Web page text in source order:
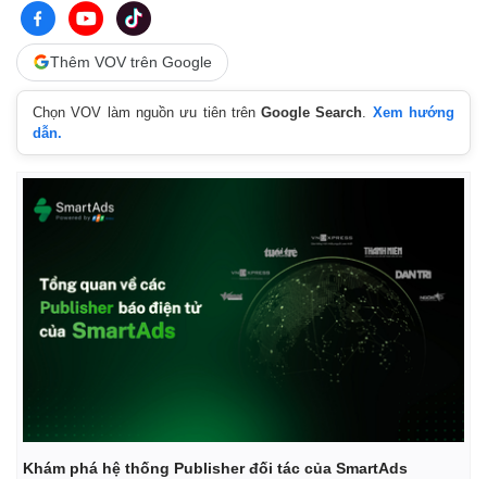
Thêm VOV trên Google
Chọn VOV làm nguồn ưu tiên trênGoogle Search
Xem hướng
dẫn.
Khám phá hệ thống Publisher đối tác của SmartAds